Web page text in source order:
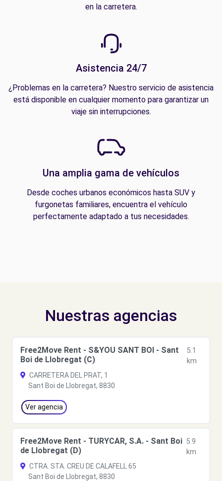
en la carretera.
Asistencia 24/7
¿Problemas en la carretera? Nuestro servicio de asistencia
está disponible en cualquier momento para garantizar un
viaje sin interrupciones.
Una amplia gama de vehículos
Desde coches urbanos económicos hasta SUV y
furgonetas familiares, encuentra el vehículo
perfectamente adaptado a tus necesidades.
Nuestras agencias
Free2Move Rent - S&YOU SANT BOI - Sant
Boi de Llobregat (C)
5.1
km
CARRETERA DEL PRAT, 1
Sant Boi de Llobregat, 8830
Ver agencia
Free2Move Rent - TURYCAR, S.A. - Sant Boi
de Llobregat (D)
5.9
km
CTRA. STA. CREU DE CALAFELL 65
Sant Boi de Llobregat, 8830